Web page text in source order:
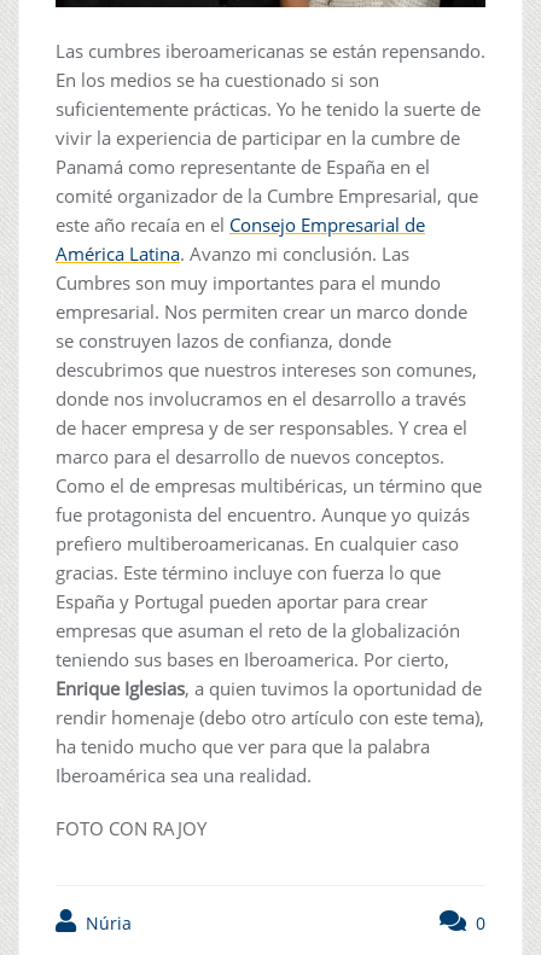
Las cumbres iberoamericanas se están repensando.
En los medios se ha cuestionado si son
suficientemente prácticas. Yo he tenido la suerte de
vivir la experiencia de participar en la cumbre de
Panamá como representante de España en el
comité organizador de la Cumbre Empresarial, que
este año recaía en el Consejo Empresarial de
América Latina. Avanzo mi conclusión. Las
Cumbres son muy importantes para el mundo
empresarial. Nos permiten crear un marco donde
se construyen lazos de confianza, donde
descubrimos que nuestros intereses son comunes,
donde nos involucramos en el desarrollo a través
de hacer empresa y de ser responsables. Y crea el
marco para el desarrollo de nuevos conceptos.
Como el de empresas multibéricas, un término que
fue protagonista del encuentro. Aunque yo quizás
prefiero multiberoamericanas. En cualquier caso
gracias. Este término incluye con fuerza lo que
España y Portugal pueden aportar para crear
empresas que asuman el reto de la globalización
teniendo sus bases en Iberoamerica. Por cierto,
Enrique Iglesias, a quien tuvimos la oportunidad de
rendir homenaje (debo otro artículo con este tema),
ha tenido mucho que ver para que la palabra
Iberoamérica sea una realidad.
FOTO CON RAJOY
Núria 0